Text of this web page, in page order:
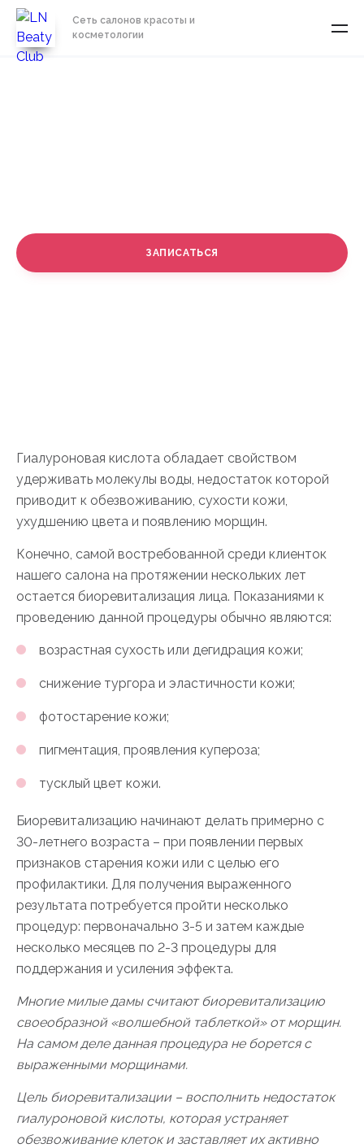
Сеть салонов красоты и
косметологии
ЗАПИСАТЬСЯ
Гиалуроновая кислота обладает свойством
удерживать молекулы воды, недостаток которой
приводит к обезвоживанию, сухости кожи,
ухудшению цвета и появлению морщин.
Конечно, самой востребованной среди клиенток
нашего салона на протяжении нескольких лет
остается биоревитализация лица. Показаниями к
проведению данной процедуры обычно являются:
возрастная сухость или дегидрация кожи;
снижение тургора и эластичности кожи;
фотостарение кожи;
пигментация, проявления купероза;
тусклый цвет кожи.
Биоревитализацию начинают делать примерно с
30-летнего возраста – при появлении первых
признаков старения кожи или с целью его
профилактики. Для получения выраженного
результата потребуется пройти несколько
процедур: первоначально 3-5 и затем каждые
несколько месяцев по 2-3 процедуры для
поддержания и усиления эффекта.
Многие милые дамы считают биоревитализацию
своеобразной «волшебной таблеткой» от морщин.
На самом деле данная процедура не борется с
выраженными морщинами.
Цель биоревитализации – восполнить недостаток
гиалуроновой кислоты, которая устраняет
обезвоживание клеток и заставляет их активно